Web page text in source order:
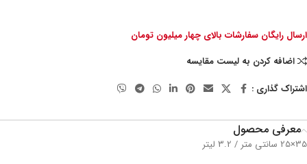
ارسال رایگان سفارشات بالای چهار میلیون تومان
اضافه کردن به لیست مقایسه
اشتراک گذاری :
معرفی محصول
35×25 سانتی متر / 3.2 لیتر